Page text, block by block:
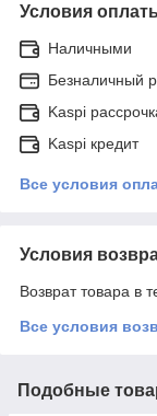
Условия
Наличными
Безналичный
Kaspi
Kaspi кредит
Все условия
Условия
Возврат товара в
Все условия
Подобные